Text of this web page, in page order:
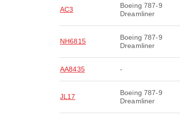
AC3
Boeing 787-9
Dreamliner
NH6815
Boeing 787-9
Dreamliner
AA8435 -
JL17
Boeing 787-9
Dreamliner